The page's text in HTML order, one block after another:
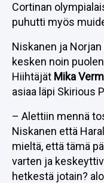
Cortinan
puhutti myös
Niskanen ja Norjan
kesken noin
Hiihtäjät Mika
asiaa läpi Skirious
– Alettiin mennä
Niskanen että
mieltä, että tämä
varten ja
hetkestä jotain?